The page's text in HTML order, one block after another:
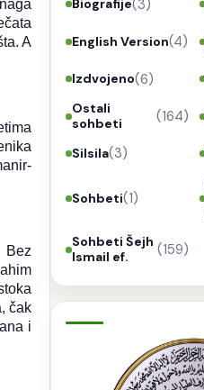
A
Bez
čak
i
Biografije(3)
English Version(4)
Izdvojeno(6)
Ostali
sohbeti
(164)
Silsila(3)
Sohbeti(1)
Sohbeti Šejh
Ismail ef.
(159)